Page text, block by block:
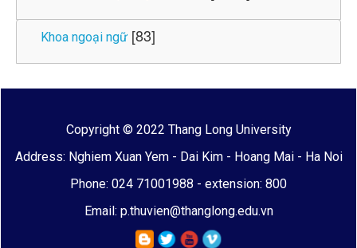
Khoa ngoại ngữ [83]
Copyright © 2022 Thang Long University
Address: Nghiem Xuan Yem - Dai Kim - Hoang Mai - Ha Noi
Phone: 024 71001988 - extension: 800
Email: p.thuvien@thanglong.edu.vn